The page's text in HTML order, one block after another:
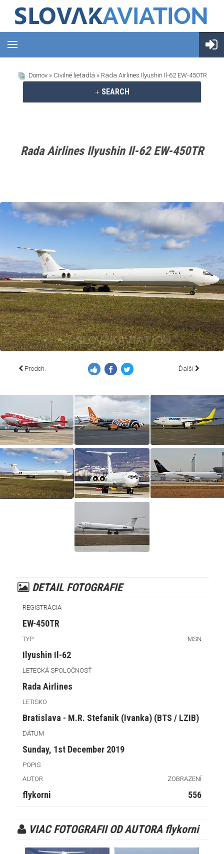
Domov » Civilné lietadlá » Rada Airlines Ilyushin Il-62 EW-450TR
SEARCH
Rada Airlines Ilyushin Il-62 EW-450TR
Predch. Ďalší
DETAIL FOTOGRAFIE
REGISTRÁCIA
EW-450TR
TYP MSN
Ilyushin Il-62
LETECKÁ SPOLOČNOSŤ
Rada Airlines
LETISKO
Bratislava - M.R. Stefanik (Ivanka) (BTS / LZIB)
DÁTUM
Sunday, 1st December 2019
POPIS
AUTOR
ZOBRAZENÍ
flykorni 556
VIAC FOTOGRAFII OD AUTORA flykorni